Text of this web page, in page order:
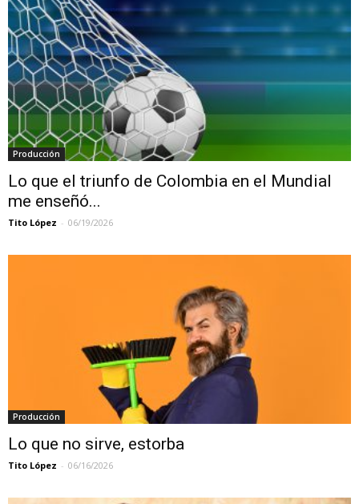
Producción
Lo que el triunfo de Colombia en el Mundial
me enseñó...
Tito López - 06/19/2026
Producción
Lo que no sirve, estorba
Tito López - 06/16/2026